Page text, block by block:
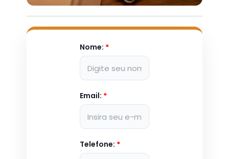
Nome: *
Email: *
Telefone: *